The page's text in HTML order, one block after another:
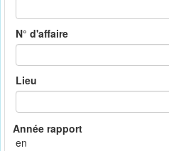
N° d'affaire
Lieu
en